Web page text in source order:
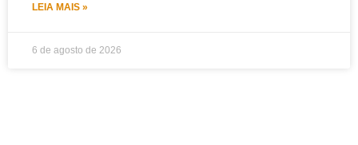
LEIA MAIS »
6 de agosto de 2026